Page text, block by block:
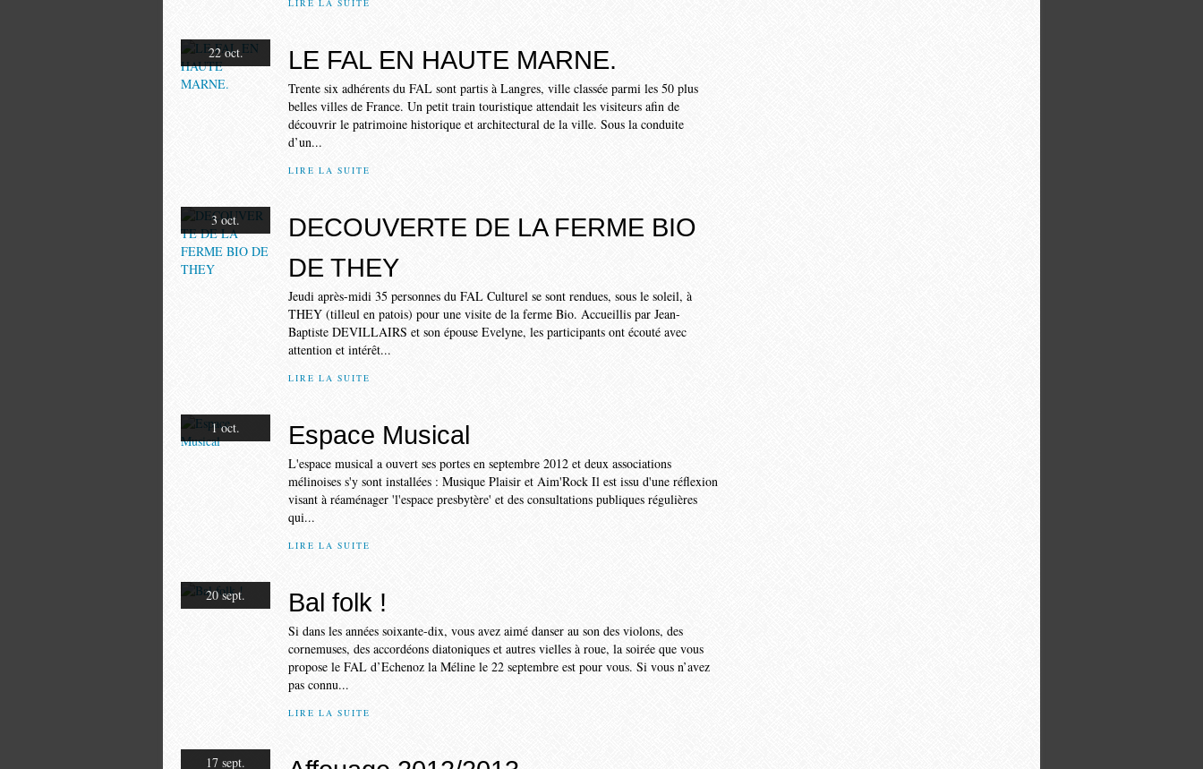
LIRE LA SUITE
22 oct. LE FAL EN HAUTE MARNE.
Trente six adhérents du FAL sont partis à Langres, ville classée parmi les 50 plus
belles villes de France. Un petit train touristique attendait les visiteurs afin de
découvrir le patrimoine historique et architectural de la ville. Sous la conduite
d’un...
LIRE LA SUITE
3 oct.
DECOUVERTE DE LA FERME BIO
DE THEY
Jeudi après-midi 35 personnes du FAL Culturel se sont rendues, sous le soleil, à
THEY (tilleul en patois) pour une visite de la ferme Bio. Accueillis par Jean-
Baptiste DEVILLAIRS et son épouse Evelyne, les participants ont écouté avec
attention et intérêt...
LIRE LA SUITE
1 oct. Espace Musical
L'espace musical a ouvert ses portes en septembre 2012 et deux associations
mélinoises s'y sont installées : Musique Plaisir et Aim'Rock Il est issu d'une réflexion
visant à réaménager 'l'espace presbytère' et des consultations publiques régulières
qui...
LIRE LA SUITE
20 sept. Bal folk !
Si dans les années soixante-dix, vous avez aimé danser au son des violons, des
cornemuses, des accordéons diatoniques et autres vielles à roue, la soirée que vous
propose le FAL d’Echenoz la Méline le 22 septembre est pour vous. Si vous n’avez
pas connu...
LIRE LA SUITE
17 sept.